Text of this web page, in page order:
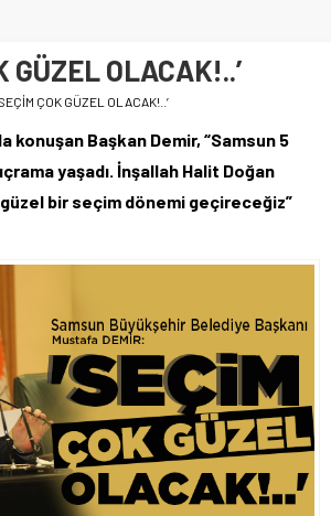
GÜZEL OLACAK!..’
ÇOK GÜZEL OLACAK!..’
konuşan Başkan Demir, “Samsun 5
yaşadı. İnşallah Halit Doğan
bir seçim dönemi geçireceğiz”